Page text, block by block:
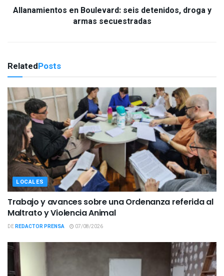
Allanamientos en Boulevard: seis detenidos, droga y
armas secuestradas
RelatedPosts
LOCALES
Trabajo y avances sobre una Ordenanza referida al
Maltrato y Violencia Animal
DEREDACTOR PRENSA 07/08/2026